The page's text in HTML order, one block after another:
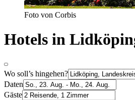
Foto von Corbis
Hotels in
Wo soll’s hingehen?
Daten
Gäste